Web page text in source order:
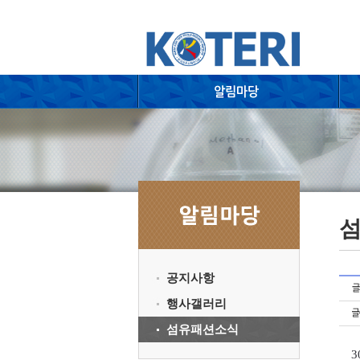
공지사항
행사갤러리
섬유패션소식